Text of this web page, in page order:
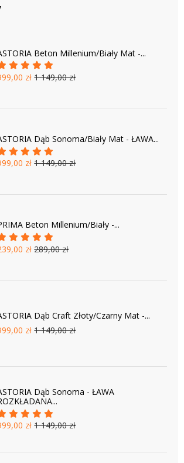
Beton Millenium/Biały Mat -...
zł 1 149,00 zł
Dąb Sonoma/Biały Mat - ŁAWA...
zł 1 149,00 zł
Beton Millenium/Biały -...
zł 289,00 zł
Dąb Craft Złoty/Czarny Mat -...
zł 1 149,00 zł
Dąb Sonoma - ŁAWA
zł 1 149,00 zł